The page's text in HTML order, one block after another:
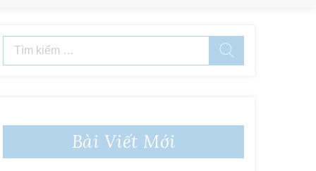
Tìm
kiếm
Bài Viết Mới